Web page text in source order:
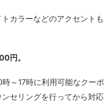
カラーなどのアクセントも
円。
～17時に利用可能なクーポ
セリングを行ってから対応